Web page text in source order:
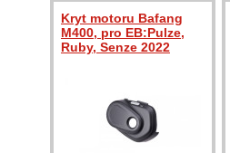
Kryt motoru Bafang
M400, pro EB:Pulze,
Ruby, Senze 2022